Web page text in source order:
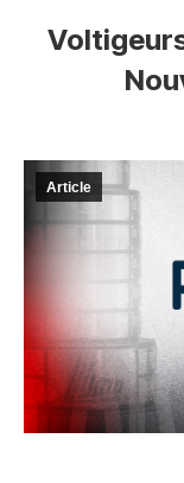
Article